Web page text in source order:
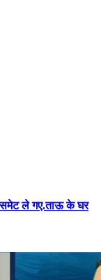
समेट ले गए.ताऊ के घर